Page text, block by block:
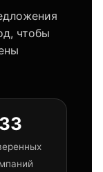
чтобы
33